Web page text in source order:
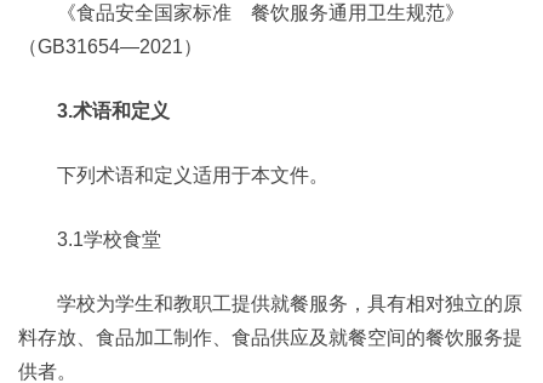
《食品安全国家标准 餐饮服务通用卫生规范》
（GB31654—2021）
3.术语和定义
下列术语和定义适用于本文件。
3.1学校食堂
学校为学生和教职工提供就餐服务，具有相对独立的原
料存放、食品加工制作、食品供应及就餐空间的餐饮服务提
供者。